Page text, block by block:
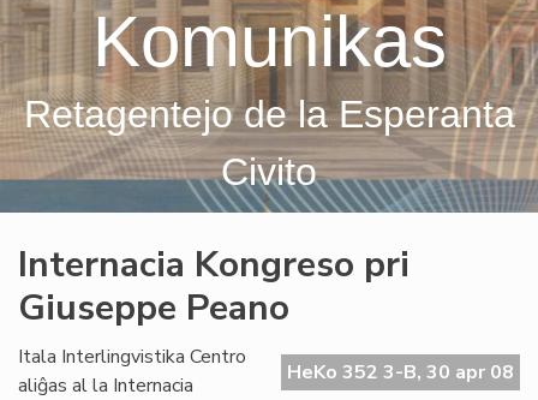
Komunikas
Retagentejo de la Esperanta
Civito
Internacia Kongreso pri
Giuseppe Peano
HeKo 352 3-B, 30 apr 08
Itala Interlingvistika Centro
aliĝas al la Internacia